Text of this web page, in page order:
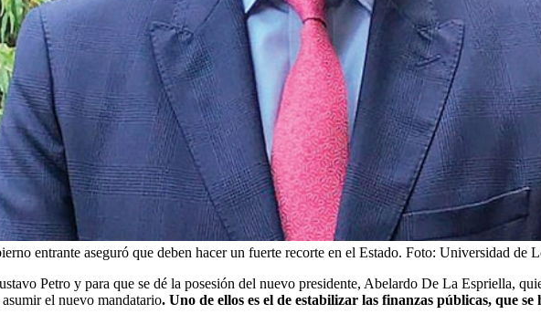
entrante aseguró que deben hacer un fuerte recorte en el Estado. Foto: Universidad de
Petro y para que se dé la posesión del nuevo presidente, Abelardo De La Espriella,
el nuevo mandatario. Uno de ellos es el de estabilizar las finanzas públicas, que